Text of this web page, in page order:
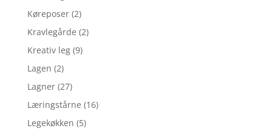
Køreposer (2)
Kravlegårde (2)
Kreativ leg (9)
Lagen (2)
Lagner (27)
Læringstårne (16)
Legekøkken (5)